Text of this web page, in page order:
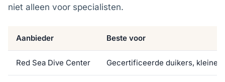
niet alleen voor specialisten.
Aanbieder Beste voor
Red Sea Dive Center Gecertificeerde duikers, kleine